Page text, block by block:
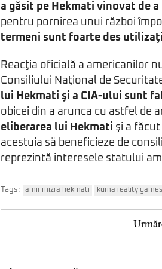
a găsit pe Hekmati vinovat de
pentru pornirea unui război
termeni sunt foarte des
Reacţia oficială a americanilor
Consiliului Naţional de
lui Hekmati şi a CIA-ului sunt
obicei din a arunca cu astfel de
eliberarea lui Hekmati şi a
acestuia să beneficieze de
reprezintă interesele statului
Tags: amir mizra hekmati kuma reality games